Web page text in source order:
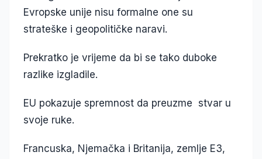
Evropske unije nisu formalne one su
strateške i geopolitičke naravi.
Prekratko je vrijeme da bi se tako duboke
razlike izgladile.
EU pokazuje spremnost da preuzme stvar u
svoje ruke.
Francuska, Njemačka i Britanija, zemlje E3,